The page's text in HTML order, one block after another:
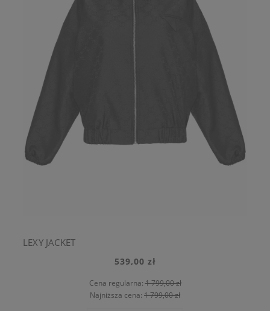
LEXY JACKET
539,00 zł
Cena regularna:1 799,00 zł
Najniższa cena: 1 799,00 zł